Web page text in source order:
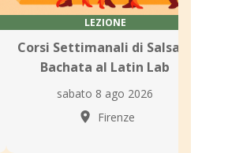
LEZIONE
Corsi Settimanali di Salsa &
Bachata al Latin Lab
sabato 8 ago 2026
Firenze